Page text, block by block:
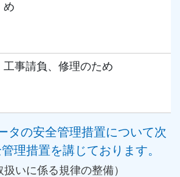
め
工事請負、修理のため
タの安全管理措置について次
理措置を講じております。
扱いに係る規律の整備）